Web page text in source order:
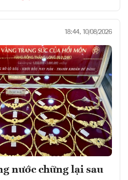
18:44, 10/08/2026
nước chững lại sau